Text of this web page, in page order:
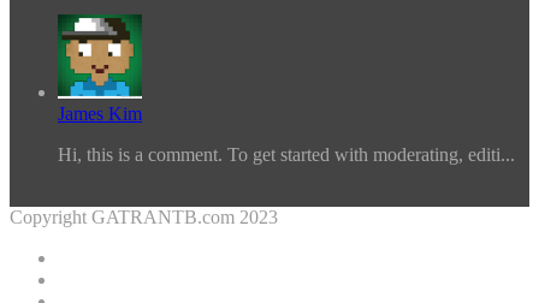
James Kim
Hi, this is a comment. To get started with moderating, editi...
Copyright GATRANTB.com 2023